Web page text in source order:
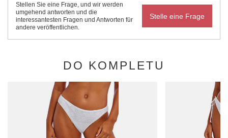
Stellen Sie eine Frage, und wir werden
umgehend antworten und die
interessantesten Fragen und Antworten für
andere veröffentlichen.
Stelle eine Frage
DO KOMPLETU